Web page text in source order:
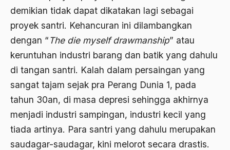
demikian tidak dapat dikatakan lagi sebagai
proyek santri. Kehancuran ini dilambangkan
dengan “The die myself drawmanship” atau
keruntuhan industri barang dan batik yang dahulu
di tangan santri. Kalah dalam persaingan yang
sangat tajam sejak pra Perang Dunia 1, pada
tahun 30an, di masa depresi sehingga akhirnya
menjadi industri sampingan, industri kecil yang
tiada artinya. Para santri yang dahulu merupakan
saudagar-saudagar, kini melorot secara drastis.
1984
1983
1981
1980
Adil dan Makmur
Adipati Unus
Administrasi Negara
Adopsi
Adu Pinalti
Advisors
Aera-Europa